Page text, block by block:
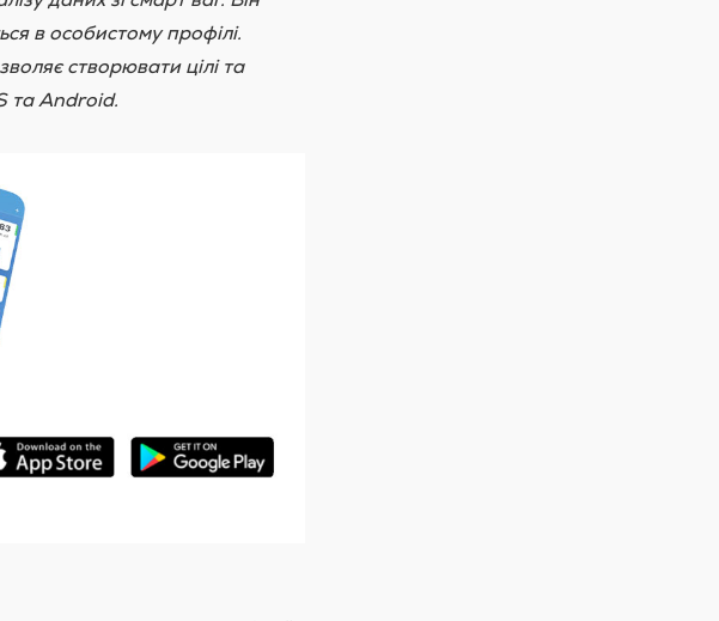
в особистому профілі.
створювати цілі та
та Android.